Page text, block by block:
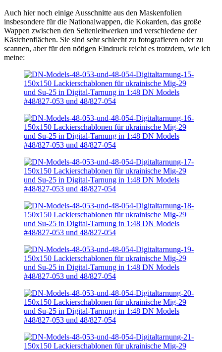
Auch hier noch einige Ausschnitte aus den Maskenfolien
insbesondere für die Nationalwappen, die Kokarden, das große
Wappen zwischen den Seitenleitwerken und verschiedene der
Kästchenflächen. Sie sind sehr schlecht zu fotografieren oder zu
scannen, aber für den nötigen Eindruck reicht es trotzdem, wie ich
meine: